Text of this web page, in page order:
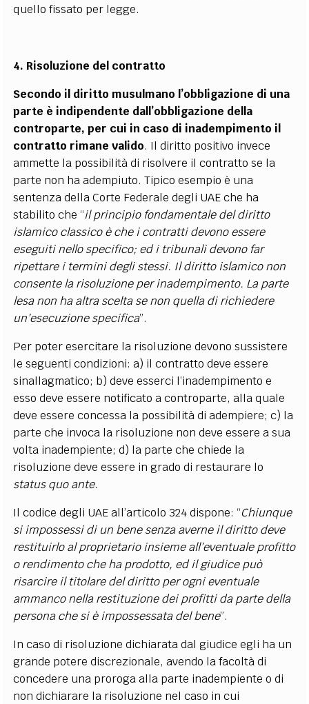
quello fissato per legge.
4. Risoluzione del contratto
Secondo il diritto musulmano l’obbligazione di una
parte è indipendente dall’obbligazione della
controparte, per cui in caso di inadempimento il
contratto rimane valido. Il diritto positivo invece
ammette la possibilità di risolvere il contratto se la
parte non ha adempiuto. Tipico esempio è una
sentenza della Corte Federale degli UAE che ha
stabilito che “il principio fondamentale del diritto
islamico classico è che i contratti devono essere
eseguiti nello specifico; ed i tribunali devono far
ripettare i termini degli stessi. Il diritto islamico non
consente la risoluzione per inadempimento. La parte
lesa non ha altra scelta se non quella di richiedere
un’esecuzione specifica”.
Per poter esercitare la risoluzione devono sussistere
le seguenti condizioni: a) il contratto deve essere
sinallagmatico; b) deve esserci l’inadempimento e
esso deve essere notificato a controparte, alla quale
deve essere concessa la possibilità di adempiere; c) la
parte che invoca la risoluzione non deve essere a sua
volta inadempiente; d) la parte che chiede la
risoluzione deve essere in grado di restaurare lo
status quo ante.
Il codice degli UAE all’articolo 324 dispone: “Chiunque
si impossessi di un bene senza averne il diritto deve
restituirlo al proprietario insieme all’eventuale profitto
o rendimento che ha prodotto, ed il giudice può
risarcire il titolare del diritto per ogni eventuale
ammanco nella restituzione dei profitti da parte della
persona che si è impossessata del bene”.
In caso di risoluzione dichiarata dal giudice egli ha un
grande potere discrezionale, avendo la facoltà di
concedere una proroga alla parte inadempiente o di
non dichiarare la risoluzione nel caso in cui